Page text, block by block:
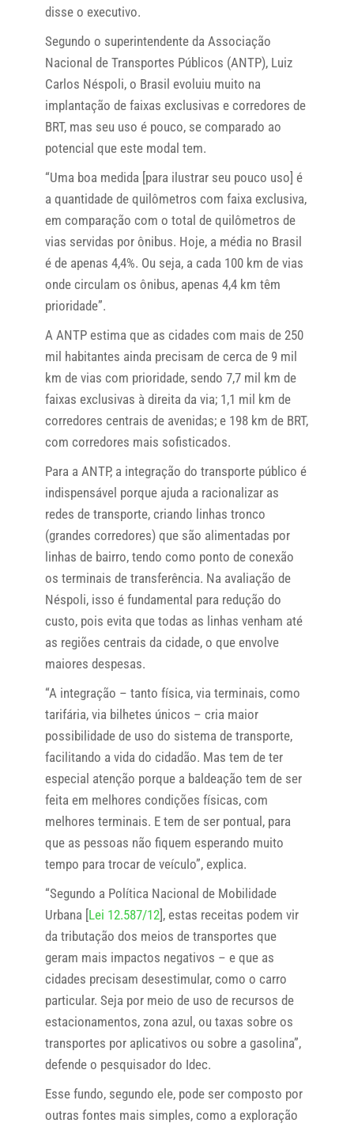
disse o executivo.
Segundo o superintendente da Associação
Nacional de Transportes Públicos (ANTP), Luiz
Carlos Néspoli, o Brasil evoluiu muito na
implantação de faixas exclusivas e corredores de
BRT, mas seu uso é pouco, se comparado ao
potencial que este modal tem.
“Uma boa medida [para ilustrar seu pouco uso] é
a quantidade de quilômetros com faixa exclusiva,
em comparação com o total de quilômetros de
vias servidas por ônibus. Hoje, a média no Brasil
é de apenas 4,4%. Ou seja, a cada 100 km de vias
onde circulam os ônibus, apenas 4,4 km têm
prioridade”.
A ANTP estima que as cidades com mais de 250
mil habitantes ainda precisam de cerca de 9 mil
km de vias com prioridade, sendo 7,7 mil km de
faixas exclusivas à direita da via; 1,1 mil km de
corredores centrais de avenidas; e 198 km de BRT,
com corredores mais sofisticados.
Para a ANTP, a integração do transporte público é
indispensável porque ajuda a racionalizar as
redes de transporte, criando linhas tronco
(grandes corredores) que são alimentadas por
linhas de bairro, tendo como ponto de conexão
os terminais de transferência. Na avaliação de
Néspoli, isso é fundamental para redução do
custo, pois evita que todas as linhas venham até
as regiões centrais da cidade, o que envolve
maiores despesas.
“A integração – tanto física, via terminais, como
tarifária, via bilhetes únicos – cria maior
possibilidade de uso do sistema de transporte,
facilitando a vida do cidadão. Mas tem de ter
especial atenção porque a baldeação tem de ser
feita em melhores condições físicas, com
melhores terminais. E tem de ser pontual, para
que as pessoas não fiquem esperando muito
tempo para trocar de veículo”, explica.
“Segundo a Política Nacional de Mobilidade
Urbana [Lei 12.587/12], estas receitas podem vir
da tributação dos meios de transportes que
geram mais impactos negativos – e que as
cidades precisam desestimular, como o carro
particular. Seja por meio de uso de recursos de
estacionamentos, zona azul, ou taxas sobre os
transportes por aplicativos ou sobre a gasolina”,
defende o pesquisador do Idec.
Esse fundo, segundo ele, pode ser composto por
outras fontes mais simples, como a exploração